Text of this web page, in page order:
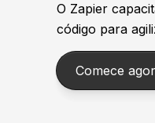
O Zapier
código para
Comece